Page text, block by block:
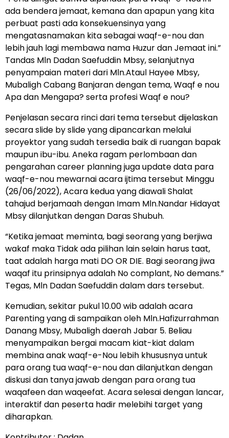
ada bendera jemaat, kemana dan apapun yang kita
perbuat pasti ada konsekuensinya yang
mengatasnamakan kita sebagai waqf-e-nou dan
lebih jauh lagi membawa nama Huzur dan Jemaat ini.”
Tandas Mln Dadan Saefuddin Mbsy, selanjutnya
penyampaian materi dari Mln.Ataul Hayee Mbsy,
Mubaligh Cabang Banjaran dengan tema, Waqf e nou
Apa dan Mengapa? serta profesi Waqf e nou?
Penjelasan secara rinci dari tema tersebut dijelaskan
secara slide by slide yang dipancarkan melalui
proyektor yang sudah tersedia baik di ruangan bapak
maupun ibu-ibu. Aneka ragam perlombaan dan
pengarahan career planning juga update data para
waqf-e-nou mewarnai acara ijtima tersebut Minggu
(26/06/2022), Acara kedua yang diawali Shalat
tahajud berjamaah dengan Imam Mln.Nandar Hidayat
Mbsy dilanjutkan dengan Daras Shubuh.
“Ketika jemaat meminta, bagi seorang yang berjiwa
wakaf maka Tidak ada pilihan lain selain harus taat,
taat adalah harga mati DO OR DIE. Bagi seorang jiwa
waqaf itu prinsipnya adalah No complant, No demans.”
Tegas, Mln Dadan Saefuddin dalam dars tersebut.
Kemudian, sekitar pukul 10.00 wib adalah acara
Parenting yang di sampaikan oleh Mln.Hafizurrahman
Danang Mbsy, Mubaligh daerah Jabar 5. Beliau
menyampaikan bergai macam kiat-kiat dalam
membina anak waqf-e-Nou lebih khususnya untuk
para orang tua waqf-e-nou dan dilanjutkan dengan
diskusi dan tanya jawab dengan para orang tua
waqafeen dan waqeefat. Acara selesai dengan lancar,
interaktif dan peserta hadir melebihi target yang
diharapkan.